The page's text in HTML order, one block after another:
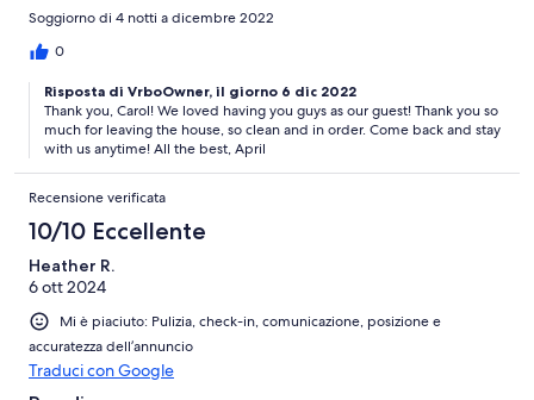
Soggiorno di 4 notti a dicembre 2022
0
Risposta di VrboOwner, il giorno 6 dic 2022
Thank you, Carol! We loved having you guys as our guest! Thank you so
much for leaving the house, so clean and in order. Come back and stay
with us anytime! All the best, April
Recensione verificata
10/10 Eccellente
Heather R.
6 ott 2024
Mi è piaciuto: Pulizia, check-in, comunicazione, posizione e
accuratezza dell’annuncio
Traduci con Google